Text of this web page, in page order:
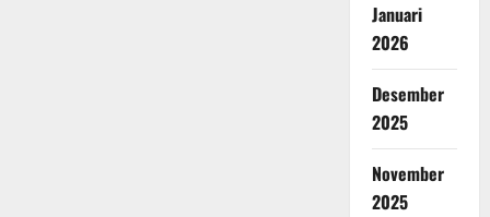
Januari
2026
Desember
2025
November
2025